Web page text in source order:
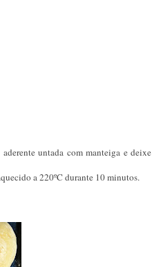
untada com manteiga e deixe
a 220ºC durante 10 minutos.